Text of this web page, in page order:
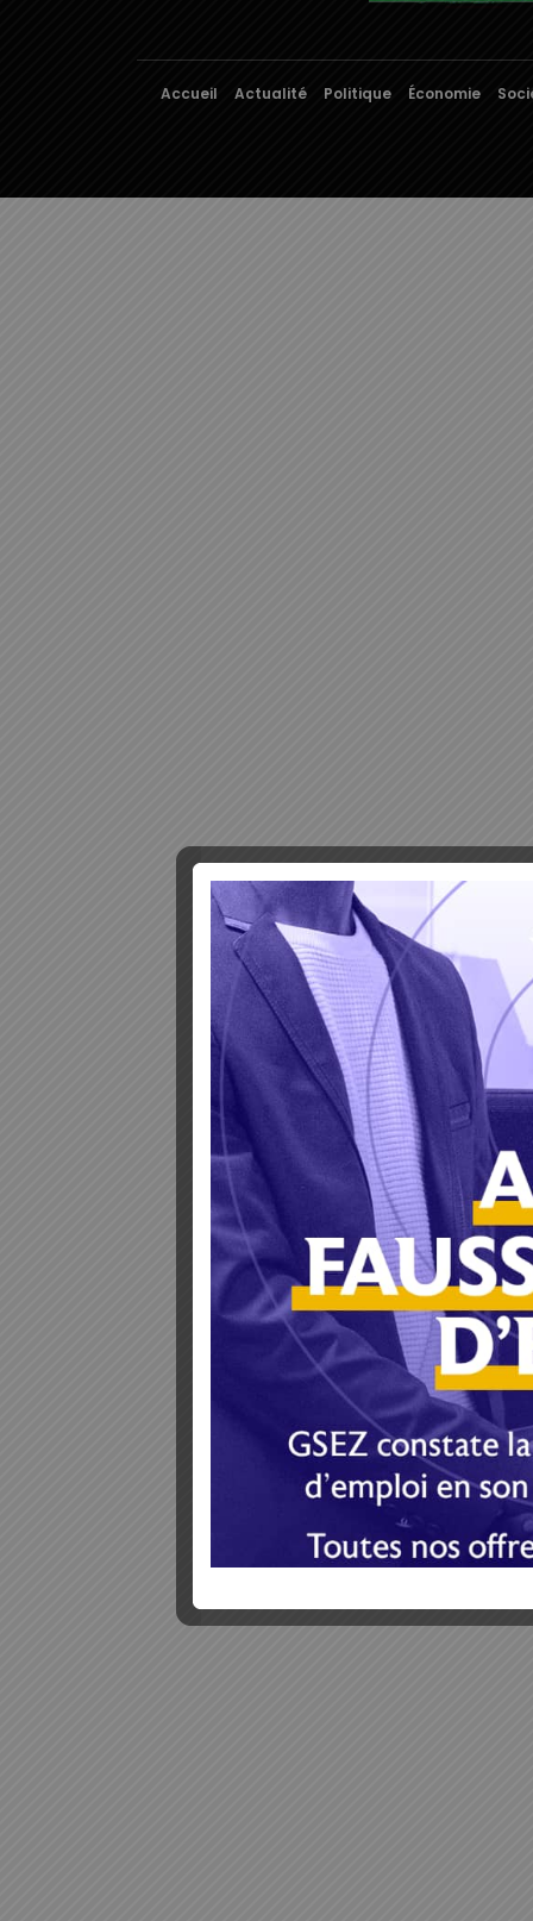
Accueil Actualité Politique Économie